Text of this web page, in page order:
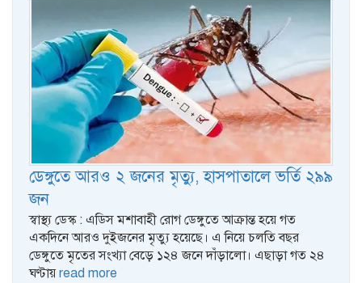
ডেঙ্গুতে আরও ২ জনের মৃত্যু, হাসপাতালে ভর্তি ২৯৯
জন
স্বাস্থ্য ডেস্ক : এডিস মশাবাহী রোগ ডেঙ্গুতে আক্রান্ত হয়ে গত
একদিনে আরও দুইজনের মৃত্যু হয়েছে। এ নিয়ে চলতি বছর
ডেঙ্গুতে মৃতের সংখ্যা বেড়ে ১২৪ জনে দাঁড়ালো। এছাড়া গত ২৪
ঘণ্টায়read more